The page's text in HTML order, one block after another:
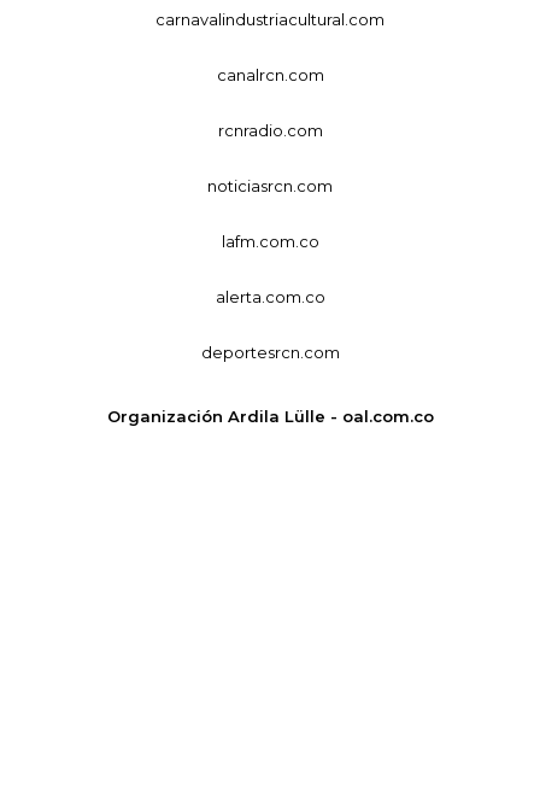
carnavalindustriacultural.com
canalrcn.com
rcnradio.com
noticiasrcn.com
lafm.com.co
alerta.com.co
deportesrcn.com
Organización Ardila Lülle - oal.com.co